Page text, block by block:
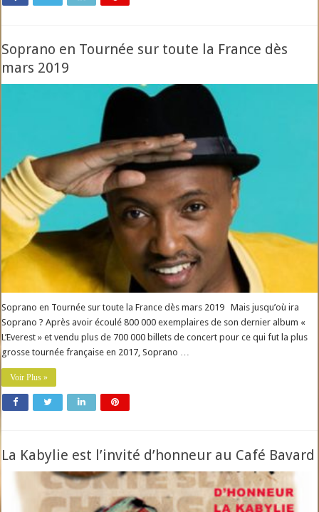
Soprano en Tournée sur toute la France dès
mars 2019
Soprano en Tournée sur toute la France dès mars 2019 Mais jusqu’où ira
Soprano ? Après avoir écoulé 800 000 exemplaires de son dernier album «
L’Everest » et vendu plus de 700 000 billets de concert pour ce qui fut la plus
grosse tournée française en 2017, Soprano …
Voir Plus »
La Kabylie est l’invité d’honneur au Café Bavard